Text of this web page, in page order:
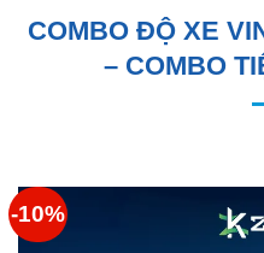
COMBO ĐỘ XE
– COMBO
-10%